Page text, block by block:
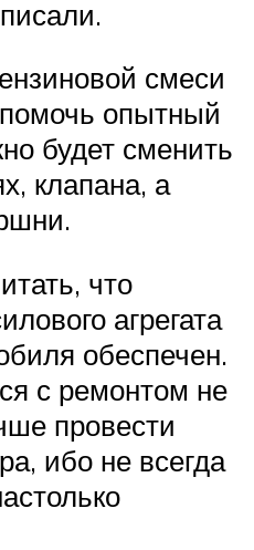
смеси
опытный
будет сменить
клапана, а
что
агрегата
обеспечен.
с ремонтом не
провести
ибо не всегда